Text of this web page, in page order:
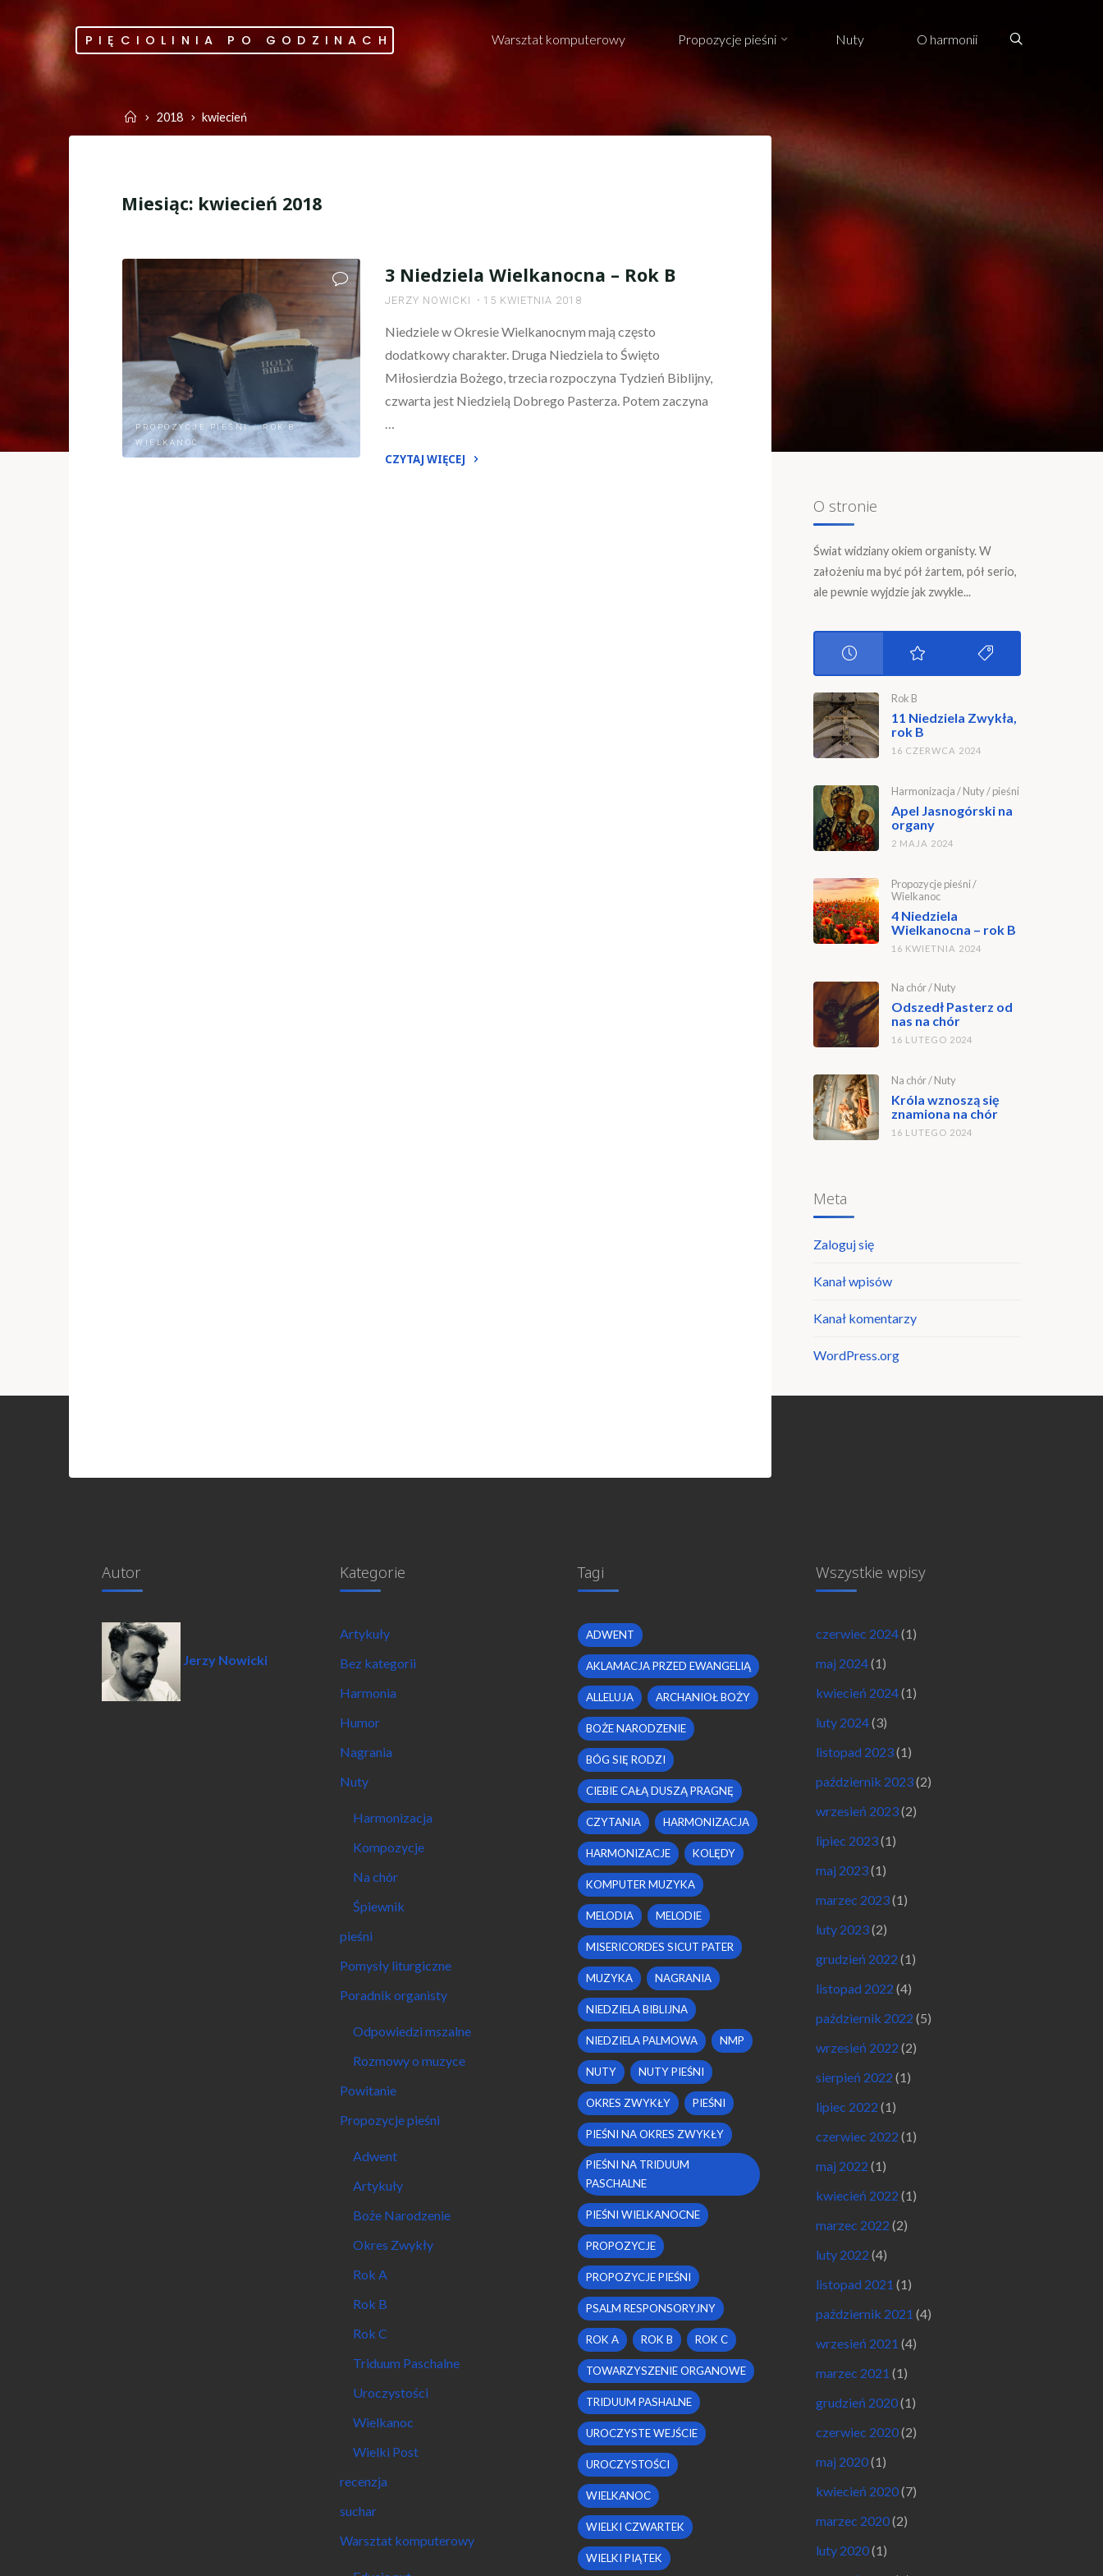
to
PIĘCIOLINIA PO GODZINACH Warsztat komputerowy Propozycje pieśni Nuty O harmonii
Home2018 kwiecień
Miesiąc: kwiecień 2018
PROPOZYCJE PIEŚNI / ROK B
/
WIELKANOC
3 Niedziela Wielkanocna – Rok B
JERZY NOWICKI 15 KWIETNIA 2018
Niedziele w Okresie Wielkanocnym mają często
dodatkowy charakter. Druga Niedziela to Święto
Miłosierdzia Bożego, trzecia rozpoczyna Tydzień Biblijny,
czwarta jest Niedzielą Dobrego Pasterza. Potem zaczyna
…
CZYTAJ WIĘCEJ
O stronie
Świat widziany okiem organisty. W
założeniu ma być pół żartem, pół serio,
ale pewnie wyjdzie jak zwykle...
Rok B
11 Niedziela Zwykła,
rok B
16 CZERWCA 2024
Harmonizacja/Nuty/pieśni
Apel Jasnogórski na
organy
2 MAJA 2024
Propozycje pieśni/
Wielkanoc
4 Niedziela
Wielkanocna – rok B
16 KWIETNIA 2024
Na chór/Nuty
Odszedł Pasterz od
nas na chór
16 LUTEGO 2024
Na chór/Nuty
Króla wznoszą się
znamiona na chór
16 LUTEGO 2024
Meta
Zaloguj się
Kanał wpisów
Kanał komentarzy
WordPress.org
Autor
Jerzy Nowicki
Kategorie
Artykuły
Bez kategorii
Harmonia
Humor
Nagrania
Nuty
Harmonizacja
Kompozycje
Na chór
Śpiewnik
pieśni
Pomysły liturgiczne
Poradnik organisty
Odpowiedzi mszalne
Rozmowy o muzyce
Powitanie
Propozycje pieśni
Adwent
Artykuły
Boże Narodzenie
Okres Zwykły
Rok A
Rok B
Rok C
Triduum Paschalne
Uroczystości
Wielkanoc
Wielki Post
recenzja
suchar
Warsztat komputerowy
Tagi
ADWENT
AKLAMACJA PRZED EWANGELIĄ
ALLELUJA ARCHANIOŁ BOŻY
BOŻE NARODZENIE
BÓG SIĘ RODZI
CIEBIE CAŁĄ DUSZĄ PRAGNĘ
CZYTANIA HARMONIZACJA
HARMONIZACJE KOLĘDY
KOMPUTER MUZYKA
MELODIA MELODIE
MISERICORDES SICUT PATER
MUZYKA NAGRANIA
NIEDZIELA BIBLIJNA
NIEDZIELA PALMOWA NMP
NUTY NUTY PIEŚNI
OKRES ZWYKŁY PIEŚNI
PIEŚNI NA OKRES ZWYKŁY
PIEŚNI NA TRIDUUM
PASCHALNE
PIEŚNI WIELKANOCNE
PROPOZYCJE
PROPOZYCJE PIEŚNI
PSALM RESPONSORYJNY
ROK A ROK B ROK C
TOWARZYSZENIE ORGANOWE
TRIDUUM PASHALNE
UROCZYSTE WEJŚCIE
UROCZYSTOŚCI
WIELKANOC
WIELKI CZWARTEK
WIELKI PIĄTEK
Wszystkie wpisy
czerwiec 2024(1)
maj 2024(1)
kwiecień 2024(1)
luty 2024(3)
listopad 2023(1)
październik 2023(2)
wrzesień 2023(2)
lipiec 2023(1)
maj 2023(1)
marzec 2023(1)
luty 2023(2)
grudzień 2022 (1)
listopad 2022 (4)
październik 2022 (5)
wrzesień 2022 (2)
sierpień 2022 (1)
lipiec 2022 (1)
czerwiec 2022 (1)
maj 2022 (1)
kwiecień 2022 (1)
marzec 2022 (2)
luty 2022 (4)
listopad 2021 (1)
październik 2021 (4)
wrzesień 2021 (4)
marzec 2021 (1)
grudzień 2020(1)
czerwiec 2020(2)
maj 2020(1)
kwiecień 2020(7)
marzec 2020(2)
luty 2020(1)